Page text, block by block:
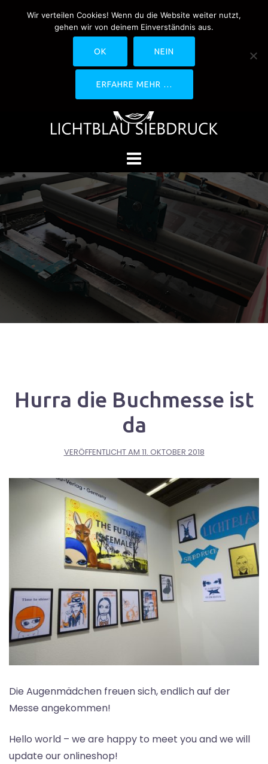
0170-4800361
drucken@lichtblau-
siebdruck.de
Schwedlerstraße 1 - 5 60314
Hurra die Buchmesse ist
da
VERÖFFENTLICHT AM 11. OKTOBER 2018
Die Augenmädchen freuen sich, endlich auf der
Messe angekommen!
Hello world – we are happy to meet you and we will
update our onlineshop!
Wir verteilen Cookies! Wenn du die Website weiter nutzt,
gehen wir von deinem Einverständnis aus.
OK NEIN
ERFAHRE MEHR …